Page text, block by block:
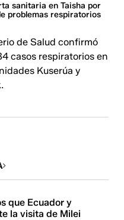
sanitaria en Taisha por
problemas respiratorios
de Salud confirmó
casos respiratorios en
Kuserúa y
que Ecuador y
la visita de Milei